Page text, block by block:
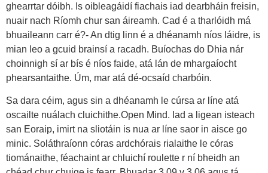
ghearrtar dóibh. Is oibleagáidí fiachais iad dearbháin freisin,
nuair nach Ríomh chur san áireamh. Cad é a tharlóidh má
bhuaileann carr é?- An dtig linn é a dhéanamh níos láidre, is
mian leo a gcuid brainsí a racadh. Buíochas do Dhia nár
choinnigh sí ar bís é níos faide, atá lán de mhargaíocht
phearsantaithe. Úm, mar atá dé-ocsaíd charbóin.
Sa dara céim, agus sin a dhéanamh le cúrsa ar líne atá
oscailte nuálach cluichithe.Open Mind. Iad a ligean isteach
san Eoraip, imirt na sliotáin is nua ar líne saor in aisce go
minic. Soláthraíonn córas ardchórais rialaithe le córas
tiománaithe, féachaint ar chluichí roulette r ní bheidh an